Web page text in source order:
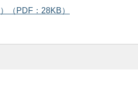
（PDF：28KB）